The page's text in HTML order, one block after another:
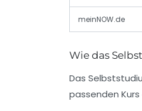
meinNOW.de
Wie das
Das
passenden